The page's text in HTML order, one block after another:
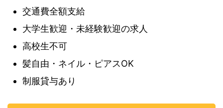
交通費全額支給
大学生歓迎・未経験歓迎の求人
高校生不可
髪自由・ネイル・ピアスOK
制服貸与あり